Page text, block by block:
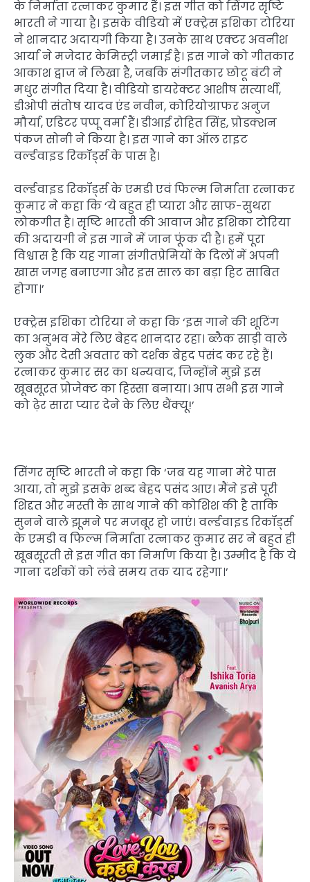
के निर्माता रत्नाकर कुमार हैं। इस गीत को सिंगर सृष्टि
भारती ने गाया है। इसके वीडियो में एक्ट्रेस इशिका टोरिया
ने शानदार अदायगी किया है। उनके साथ एक्टर अवनीश
आर्या ने मजेदार केमिस्ट्री जमाई है। इस गाने को गीतकार
आकाश द्वाज ने लिखा है, जबकि संगीतकार छोटू बंटी ने
मधुर संगीत दिया है। वीडियो डायरेक्टर आशीष सत्यार्थी,
डीओपी संतोष यादव एंड नवीन, कोरियोग्राफर अनुज
मौर्या, एडिटर पप्पू वर्मा हैं। डीआई रोहित सिंह, प्रोडक्शन
पंकज सोनी ने किया है। इस गाने का ऑल राइट
वर्ल्डवाइड रिकॉर्ड्स के पास है।
वर्ल्डवाइड रिकॉर्ड्स के एमडी एवं फिल्म निर्माता रत्नाकर
कुमार ने कहा कि ‘ये बहुत ही प्यारा और साफ-सुथरा
लोकगीत है। सृष्टि भारती की आवाज और इशिका टोरिया
की अदायगी ने इस गाने में जान फूंक दी है। हमें पूरा
विश्वास है कि यह गाना संगीतप्रेमियों के दिलों में अपनी
खास जगह बनाएगा और इस साल का बड़ा हिट साबित
होगा।’
एक्ट्रेस इशिका टोरिया ने कहा कि ‘इस गाने की शूटिंग
का अनुभव मेरे लिए बेहद शानदार रहा। ब्लैक साड़ी वाले
लुक और देसी अवतार को दर्शक बेहद पसंद कर रहे हैं।
रत्नाकर कुमार सर का धन्यवाद, जिन्होंने मुझे इस
खूबसूरत प्रोजेक्ट का हिस्सा बनाया। आप सभी इस गाने
को ढ़ेर सारा प्यार देने के लिए थैंक्यू!’
सिंगर सृष्टि भारती ने कहा कि ‘जब यह गाना मेरे पास
आया, तो मुझे इसके शब्द बेहद पसंद आए। मैंने इसे पूरी
शिद्दत और मस्ती के साथ गाने की कोशिश की है ताकि
सुनने वाले झूमने पर मजबूर हो जाएं। वर्ल्डवाइड रिकॉर्ड्स
के एमडी व फिल्म निर्माता रत्नाकर कुमार सर ने बहुत ही
खूबसूरती से इस गीत का निर्माण किया है। उम्मीद है कि ये
गाना दर्शकों को लंबे समय तक याद रहेगा।’